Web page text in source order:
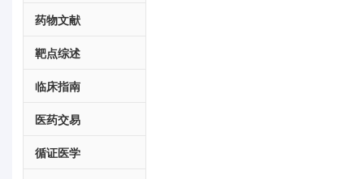
药物文献
靶点综述
临床指南
医药交易
循证医学